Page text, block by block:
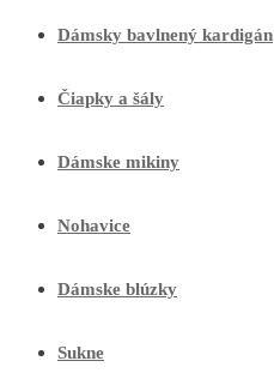
Dámsky bavlnený kardigán
Čiapky a šály
Dámske mikiny
Nohavice
Dámske blúzky
Sukne